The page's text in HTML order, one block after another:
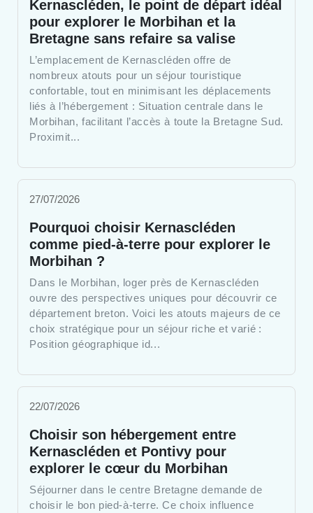
Kernascléden, le point de départ idéal
pour explorer le Morbihan et la
Bretagne sans refaire sa valise
L’emplacement de Kernascléden offre de
nombreux atouts pour un séjour touristique
confortable, tout en minimisant les déplacements
liés à l’hébergement : Situation centrale dans le
Morbihan, facilitant l’accès à toute la Bretagne Sud.
Proximit...
27/07/2026
Pourquoi choisir Kernascléden
comme pied-à-terre pour explorer le
Morbihan ?
Dans le Morbihan, loger près de Kernascléden
ouvre des perspectives uniques pour découvrir ce
département breton. Voici les atouts majeurs de ce
choix stratégique pour un séjour riche et varié :
Position géographique id...
22/07/2026
Choisir son hébergement entre
Kernascléden et Pontivy pour
explorer le cœur du Morbihan
Séjourner dans le centre Bretagne demande de
choisir le bon pied-à-terre. Ce choix influence